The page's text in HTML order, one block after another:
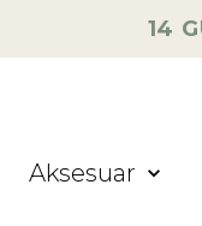
14
Aksesuar